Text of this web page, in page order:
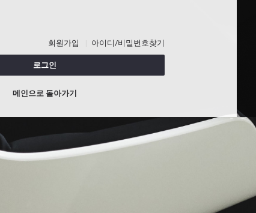
회원가입 아이디/비밀번호찾기
로그인
메인으로 돌아가기